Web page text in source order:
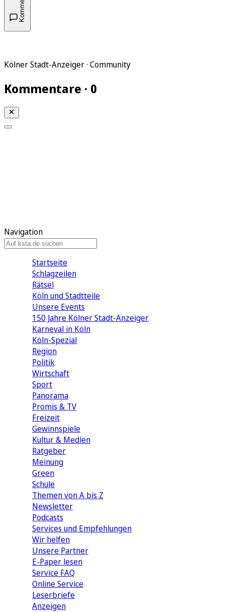
Kölner Stadt-Anzeiger · Community
Kommentare · 0
Navigation
Startseite
Schlagzeilen
Rätsel
Köln und Stadtteile
Unsere Events
150 Jahre Kölner Stadt-Anzeiger
Karneval in Köln
Köln-Spezial
Region
Politik
Wirtschaft
Sport
Panorama
Promis & TV
Freizeit
Gewinnspiele
Kultur & Medien
Ratgeber
Meinung
Green
Schule
Themen von A bis Z
Newsletter
Podcasts
Services und Empfehlungen
Wir helfen
Unsere Partner
E-Paper lesen
Service FAQ
Online Service
Leserbriefe
Anzeigen